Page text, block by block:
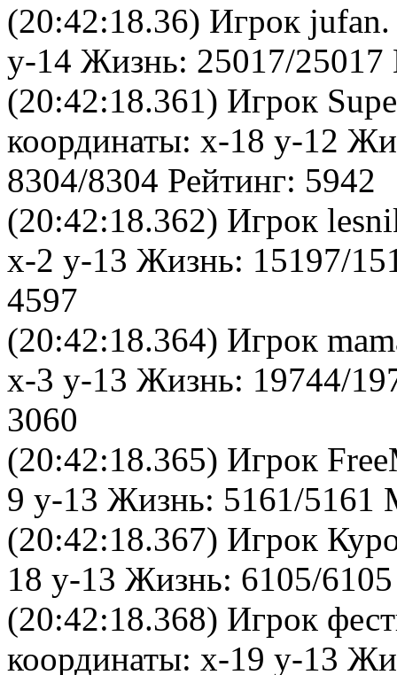
(20:42:18.36) Игрок
y-14 Жизнь: 25017/25017
(20:42:18.361) Игрок
координаты: x-18 y-12
8304/8304 Рейтинг: 5942
(20:42:18.362) Игрок
x-2 y-13 Жизнь: 15197/
4597
(20:42:18.364) Игрок
x-3 y-13 Жизнь: 19744/
3060
(20:42:18.365) Игрок
9 y-13 Жизнь: 5161/5161
(20:42:18.367) Игрок
18 y-13 Жизнь: 6105/
(20:42:18.368) Игрок
координаты: x-19 y-13